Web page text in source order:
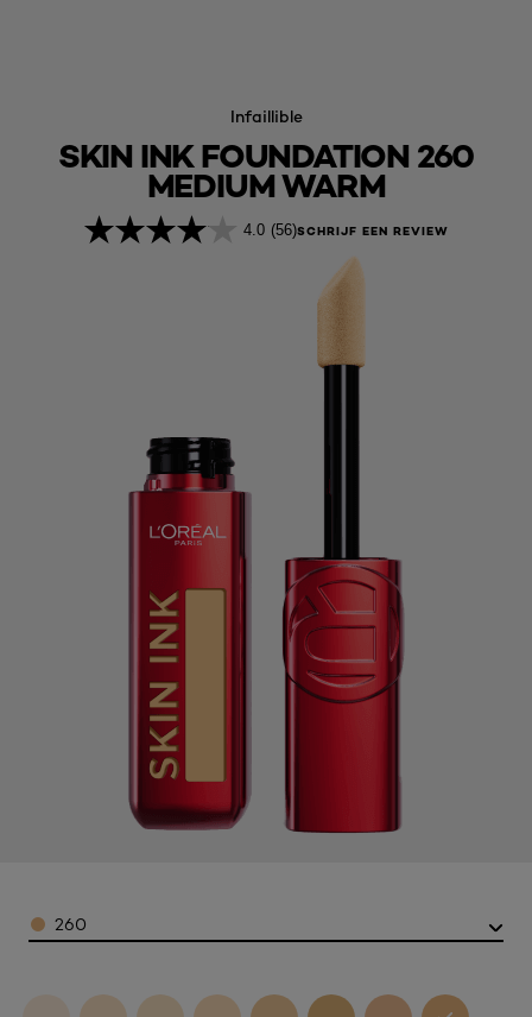
Infaillible
SKIN INK FOUNDATION 260
MEDIUM WARM
4.0 (56)SCHRIJF EEN REVIEW
Color
260